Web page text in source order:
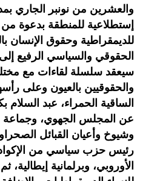
والعشرين من نونبر الجاري
إستطلاعية للمنطقة بدعوة
للديمقراطية وحقوق الإنسان
سيعقد سلسلة لقاءات مع
والحقوقيين بالعيون وعلى
الساقية الحمراء، عبد السلام
عن المجلس الجهوي، وجماعة
وشيوخ وأعيان القبائل
رئيس حزب سياسي من
الأوروبي، وبرلمانية إيطالية،